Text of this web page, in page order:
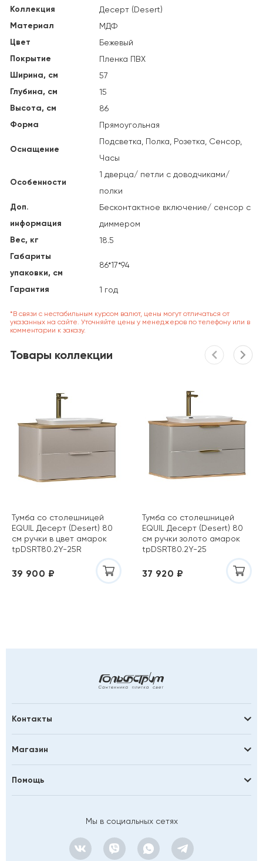
Коллекция Десерт (Desert)
Материал МДФ
Цвет Бежевый
Покрытие Пленка ПВХ
Ширина, см 57
Глубина, см 15
Высота, см 86
Форма Прямоугольная
Оснащение
Подсветка, Полка, Розетка, Сенсор,
Часы
Особенности
1 дверца/ петли с доводчиками/
полки
Доп.
информация
Бесконтактное включение/ сенсор с
диммером
Вес, кг 18.5
Габариты
упаковки, см
86*17*94
Гарантия 1 год
*В связи с нестабильным курсом валют, цены могут отличаться от
указанных на сайте. Уточняйте цены у менеджеров по телефону или в
комментарии к заказу.
Товары коллекции
Тумба со столешницей
EQUIL Десерт (Desert) 80
см ручки в цвет амарок
tpDSRT80.2Y-25R
39 900 ₽
Тумба со столешницей
EQUIL Десерт (Desert) 80
см ручки золото амарок
tpDSRT80.2Y-25
37 920 ₽
Контакты
Магазин
Помощь
Мы в социальных сетях